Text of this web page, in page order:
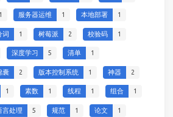
1 服务器运维 1 本地部署 1
词 1 树莓派 2 校验码 1
深度学习 5 清单 1
囊 2 版本控制系统 1 神器 2
1 素数 1 线程 1 组合 1
言处理 5 规范 1 论文 1